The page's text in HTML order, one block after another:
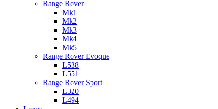
Range Rover
Mk1
Mk2
Mk3
Mk4
Mk5
Range Rover Evoque
L538
L551
Range Rover Sport
L320
L494